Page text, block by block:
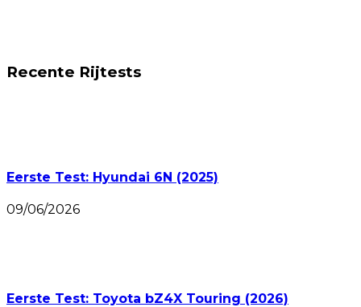
Recente Rijtests
Eerste Test: Hyundai 6N (2025)
09/06/2026
Eerste Test: Toyota bZ4X Touring (2026)